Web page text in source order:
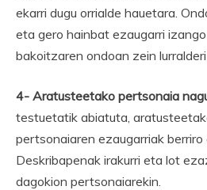
ekarri dugu orrialde hauetara.
eta gero hainbat ezaugarri
bakoitzaren ondoan zein lurralderi
4- Aratusteetako pertsonaia
testuetatik abiatuta,
pertsonaiaren ezaugarriak berriro
Deskribapenak irakurri eta lot
dagokion pertsonaiarekin.